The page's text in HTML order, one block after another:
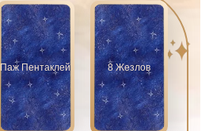
Паж Пентаклей 8 Жезлов